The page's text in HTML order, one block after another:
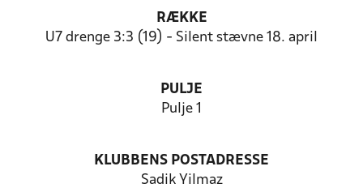
RÆKKE
U7 drenge 3:3 (19) - Silent stævne 18. april
PULJE
Pulje 1
KLUBBENS POSTADRESSE
Sadik Yilmaz